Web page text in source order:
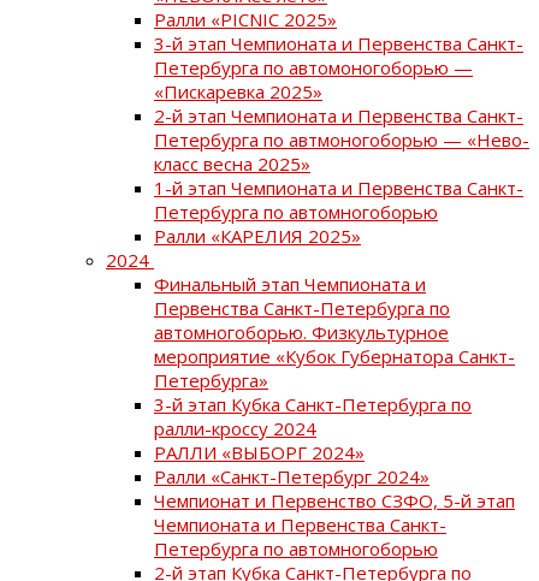
Ралли «PICNIC 2025»
3-й этап Чемпионата и Первенства Санкт-
Петербурга по автомоногоборью —
«Пискаревка 2025»
2-й этап Чемпионата и Первенства Санкт-
Петербурга по автмоногоборью — «Нево-
класс весна 2025»
1-й этап Чемпионата и Первенства Санкт-
Петербурга по автомногоборью
Ралли «КАРЕЛИЯ 2025»
2024
Финальный этап Чемпионата и
Первенства Санкт-Петербурга по
автомногоборью. Физкультурное
мероприятие «Кубок Губернатора Санкт-
Петербурга»
3-й этап Кубка Санкт-Петербурга по
ралли-кроссу 2024
РАЛЛИ «ВЫБОРГ 2024»
Ралли «Санкт-Петербург 2024»
Чемпионат и Первенство СЗФО, 5-й этап
Чемпионата и Первенства Санкт-
Петербурга по автомногоборью
2-й этап Кубка Санкт-Петербурга по